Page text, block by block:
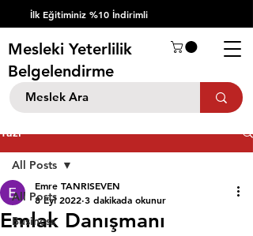
İlk Eğitiminiz %10 İndirimli
Mesleki Yeterlilik
Belgelendirme
Yazı
All Posts
Business
All Posts
Emlak Danışmanı
Emre TANRISEVEN
8 Eyl 2022 3 dakikada okunur